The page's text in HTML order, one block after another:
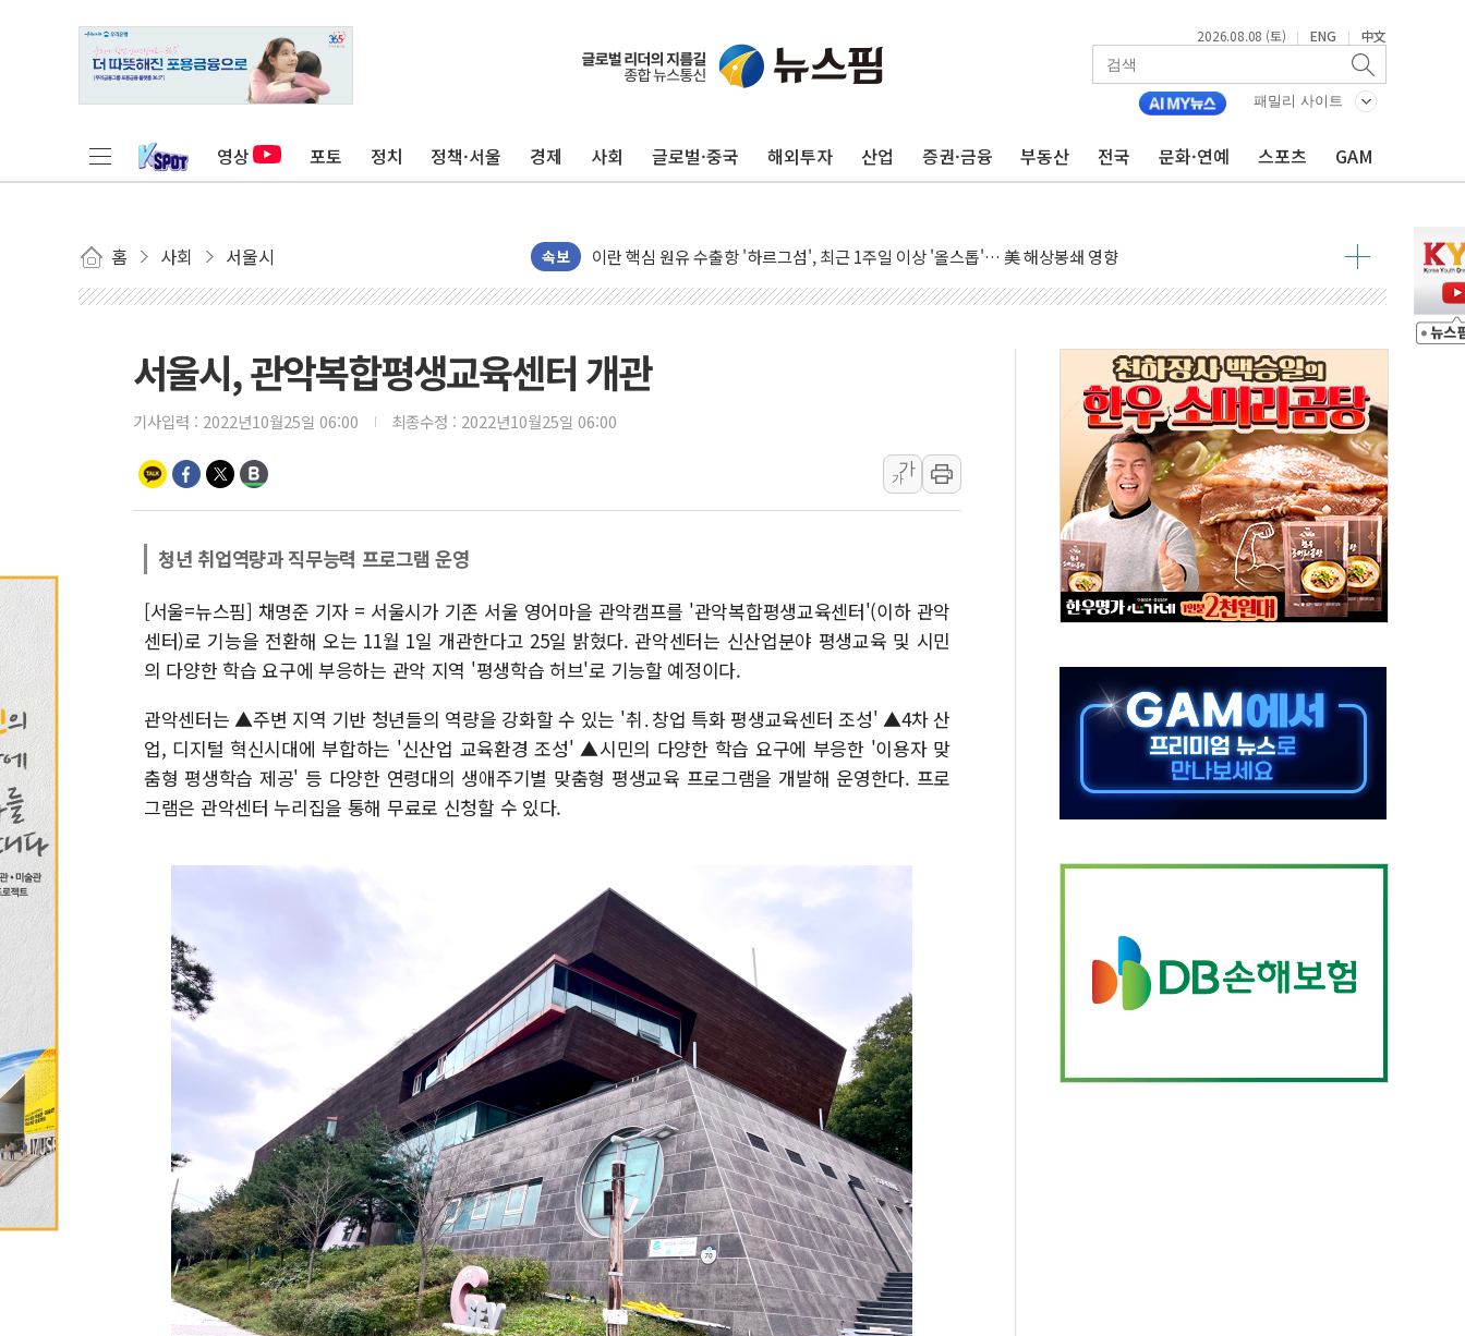
2026.08.08 (토) | ENG | 中文
패밀리 사이트
영상 포토 정치 정책·서울 경제 사회 글로벌·중국 해외투자 산업 증권·금융 부동산 전국 문화·연예 스포츠 GAM
홈 사회 서울시 속보
유럽증시, 美 고용 예상 밖 부진에 연준 금리 인상 가능성 낮아지며 상승… STOXX 600 지수는 나흘 연속 최고치
미 연준 매파 기세 꺾이나…고용 감소에 9월 동결 전망 우세
트럼프, 백신·자폐증 행정명령 검토…"이르면 다음 주"
美 항소법원, 백악관 무도회장 공사 중단 명령…트럼프 제동
美 고용 쇼크에 엔화 장중 급등…시장은 "또 개입했나" 촉각
[AI MY 뉴스] 뉴욕 반도체주 프리뷰...美 고용 쇼크에 반도체주 '활짝'
[종합] 美 7월 고용 2만3000명 감소 '쇼크'…9월 금리 인상 기대 후퇴
[사진] 이슬람 수니파 3개국, 공동방위협정 체결
뉴욕증시 개장 전 특징주...아틀라시안·클라우드플레어·태양광주↑ VS 트레이드데스크·웬디스↓
보훈부, 미 DPAA와 MOU… "6·25 미군 실종자 7359명 끝까지 찾겠다"
트럼프 "금리 내려야"…파월 때와 달리 워시엔 톤 낮춰
특정 정치인 측근 포항시 정책특보 내정설...포항시 '시끌'
李 "해남 태양광, 대한민국 다음 100년 밑거름…수도권 집중 완화 전환점"
李 대통령, '6시간 마라톤 부동산 2차 회의' 주재… "전폭적 공급 확대·속도전 총력"
트럼프, 中 겨냥 폴리실리콘 관세 15% 부과…美 태양광주 급등
[사진] 빈살만과 에르도안의 만남
이란와이어 "이란 최고지도자 위독…곧 사망해도 놀랍지 않아"
서울시, 관악복합평생교육센터 개관
기사입력 : 2022년10월25일 06:00 최종수정 : 2022년10월25일 06:00
가
가
청년 취업역량과 직무능력 프로그램 운영
[서울=뉴스핌] 채명준 기자 = 서울시가 기존 서울 영어마을 관악캠프를 '관악복합평생교육센터'(이하 관악
센터)로 기능을 전환해 오는 11월 1일 개관한다고 25일 밝혔다. 관악센터는 신산업분야 평생교육 및 시민
의 다양한 학습 요구에 부응하는 관악 지역 '평생학습 허브'로 기능할 예정이다.
관악센터는 ▲주변 지역 기반 청년들의 역량을 강화할 수 있는 '취․창업 특화 평생교육센터 조성' ▲4차 산
업, 디지털 혁신시대에 부합하는 '신산업 교육환경 조성' ▲시민의 다양한 학습 요구에 부응한 '이용자 맞
춤형 평생학습 제공' 등 다양한 연령대의 생애주기별 맞춤형 평생교육 프로그램을 개발해 운영한다. 프로
그램은 관악센터 누리집을 통해 무료로 신청할 수 있다.